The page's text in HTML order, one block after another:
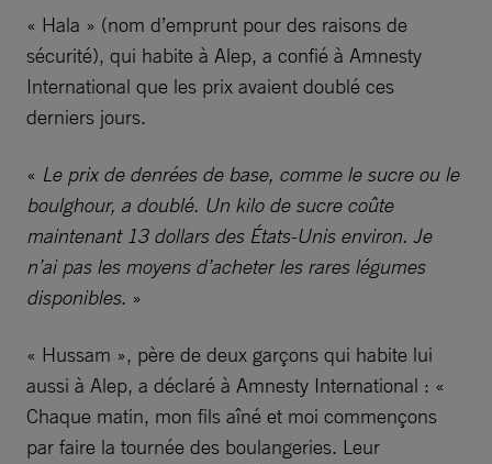
« Hala » (nom d’emprunt pour des raisons de
sécurité), qui habite à Alep, a confié à Amnesty
International que les prix avaient doublé ces
derniers jours.
« Le prix de denrées de base, comme le sucre ou le
boulghour, a doublé. Un kilo de sucre coûte
maintenant 13 dollars des États-Unis environ. Je
n’ai pas les moyens d’acheter les rares légumes
disponibles. »
« Hussam », père de deux garçons qui habite lui
aussi à Alep, a déclaré à Amnesty International : «
Chaque matin, mon fils aîné et moi commençons
par faire la tournée des boulangeries. Leur